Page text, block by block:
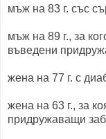
мъж на 83 г. със
мъж на 89 г., за
въведени
жена на 77 г. с
жена на 63 г., за
придружаващи